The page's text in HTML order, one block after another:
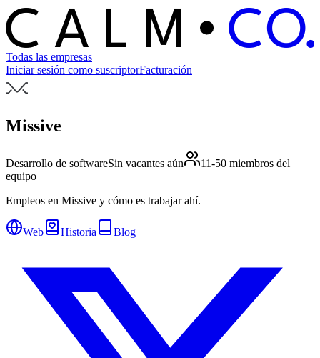
C ALM C O.
Todas las empresas
Iniciar sesión como suscriptorFacturación
Missive
Desarrollo de softwareSin vacantes aún
11-50 miembros del
equipo
Empleos en Missive y cómo es trabajar ahí.
Web Historia Blog